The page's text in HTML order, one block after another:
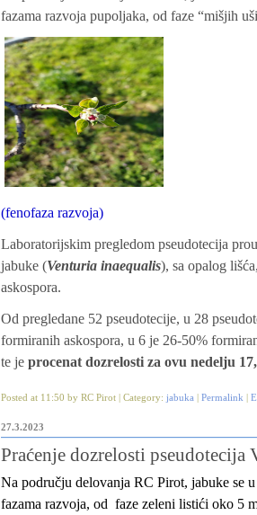
fazama razvoja pupoljaka, od faze “mišjih
(fenofaza razvoja)
Laboratorijskim pregledom pseudotecija
jabuke (Venturia inaequalis), sa opalog
askospora.
Od pregledane 52 pseudotecije, u 28
formiranih askospora, u 6 je 26-50%
te je procenat dozrelosti za ovu nedelju
Posted at 11:50 by RC Pirot | Category: jabuka Permalink
27.3.2023
Praćenje dozrelosti pseudotecija
Na području delovanja RC Pirot, jabuke se
fazama razvoja, od faze zeleni listići oko 5